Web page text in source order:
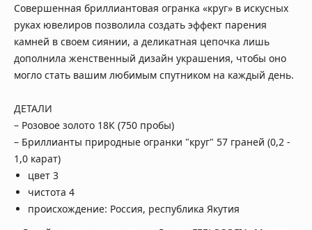
Совершенная бриллиантовая огранка «круг» в искусных
руках ювелиров позволила создать эффект парения
камней в своем сиянии, а деликатная цепочка лишь
дополнила женственный дизайн украшения, чтобы оно
могло стать вашим любимым спутником на каждый день.
ДЕТАЛИ
– Розовое золото 18К (750 пробы)
– Бриллианты природные огранки "круг" 57 граней (0,2 -
1,0 карат)
цвет 3
чистота 4
происхождение: Россия, республика Якутия